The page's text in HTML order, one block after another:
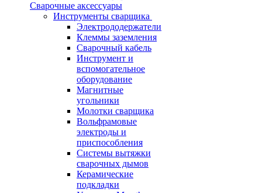
Сварочные аксессуары
Инструменты сварщика
Электрододержатели
Клеммы заземления
Сварочный кабель
Инструмент и
вспомогательное
оборудование
Магнитные
угольники
Молотки сварщика
Вольфрамовые
электроды и
приспособления
Системы вытяжки
сварочных дымов
Керамические
подкладки